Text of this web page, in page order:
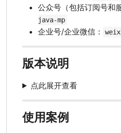
公众号（包括订阅号和
java-mp
企业号/企业微信：
版本说明
点此展开查看
使用案例